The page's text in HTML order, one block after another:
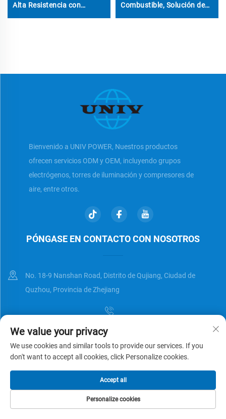
Alta Resistencia con
Combustible, Solución de
Bienvenido a UNIV POWER, Nuestros productos
ofrecen servicios ODM y OEM, incluyendo grupos
electrógenos, torres de iluminación y compresores de
aire, entre otros.
PÓNGASE EN CONTACTO CON NOSOTROS
No. 18-9 Nanshan Road, Distrito de Qujiang, Ciudad de
Quzhou, Provincia de Zhejiang
[email protected]
Derechos de autor © Zhejiang Universal Trading Co.,Ltd. Reservados
Política de privacidad
CORREO
We value your privacy
We use cookies and similar tools to provide our services. If you
don't want to accept all cookies, click Personalize cookies.
Personalize cookies
Accept all